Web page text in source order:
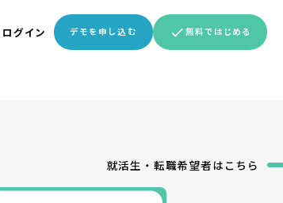
ログイン デモを申し込む 無料ではじめる
就活生・転職希望者はこちら